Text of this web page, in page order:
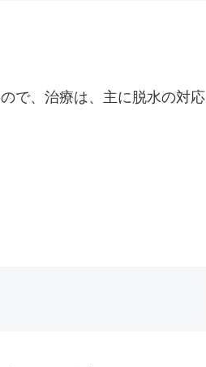
で、治療は、主に脱水の対応